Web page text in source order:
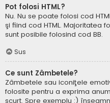
Pot folosi HTML?
Nu. Nu se poate folosi cod
şi fiind cod HTML. Majoritatea
sunt posibile folosind cod BB.
Sus
Ce sunt Zâmbetele?
Zâmbetele sau iconiţele
folosite pentru a exprima
scurt. Spre exemplu :)